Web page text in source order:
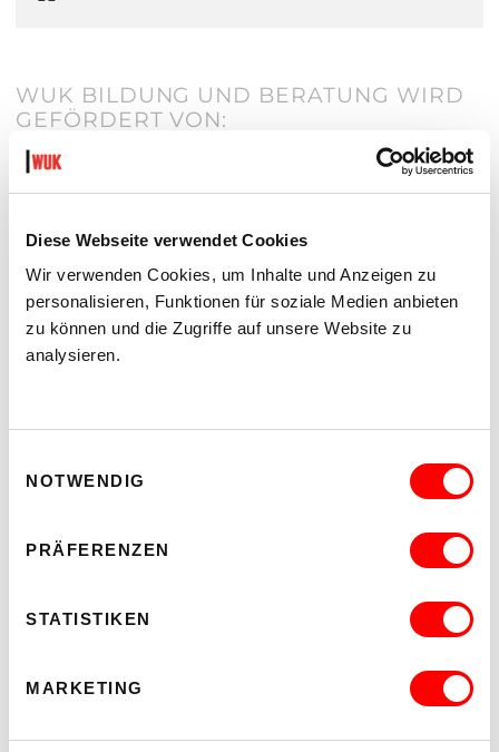
Diese Webseite verwendet Cookies
Wir verwenden Cookies, um Inhalte und Anzeigen zu
personalisieren, Funktionen für soziale Medien anbieten
zu können und die Zugriffe auf unsere Website zu
analysieren.
NOTWENDIG
PRÄFERENZEN
STATISTIKEN
MARKETING
WUK BILDUNG UND BERATUNG WIRD
GEFÖRDERT VON: